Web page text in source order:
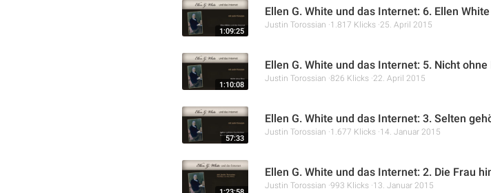
1:09:25
Ellen G. White und das Internet: 6. Ellen
Justin Torossian 1.817 Klicks 25. April 2015
1:10:08
Ellen G. White und das Internet: 5. Nicht ohne
Justin Torossian 826 Klicks 22. April 2015
57:33
Ellen G. White und das Internet: 3. Selten
Justin Torossian 1.677 Klicks 14. Januar 2015
Ellen G. White und das Internet: 2. Die Frau
Justin Torossian 993 Klicks 13. Januar 2015